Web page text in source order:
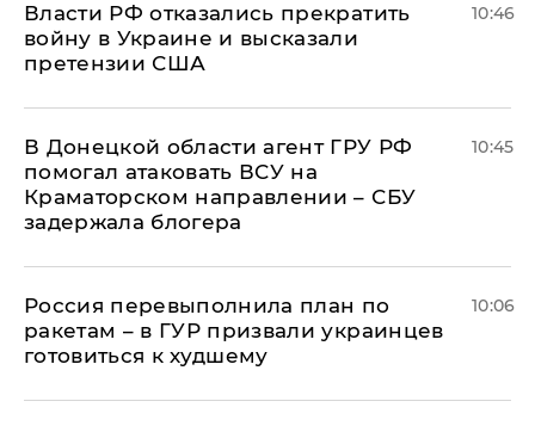
Власти РФ отказались прекратить
войну в Украине и высказали
претензии США
10:46
В Донецкой области агент ГРУ РФ
помогал атаковать ВСУ на
Краматорском направлении – СБУ
задержала блогера
10:45
Россия перевыполнила план по
ракетам – в ГУР призвали украинцев
готовиться к худшему
10:06